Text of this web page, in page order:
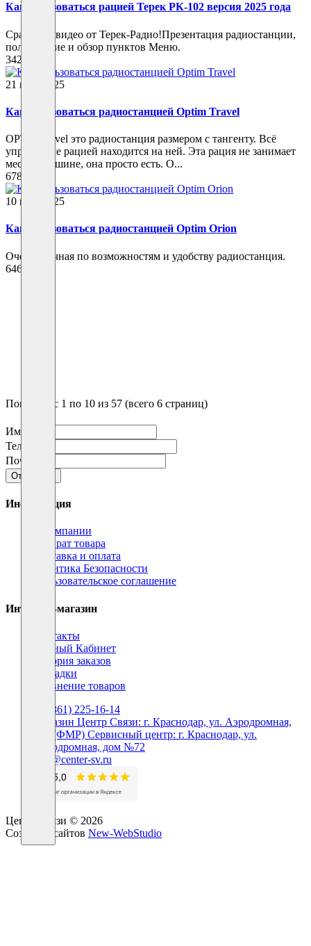
Как пользоваться рацией Терек РК-102 версия 2025 года
Сразу три видео от Терек-Радио!Презентация радиостанции,
пользование и обзор пунктов Меню.
342
21 июл 2025
Как пользоваться радиостанцией Optim Travel
OPTIM-travel это радиостанция размером с тангенту. Всё
управление рацией находится на ней. Эта рация не занимает
места в машине, она просто есть. О...
678
10 июл 2025
Как пользоваться радиостанцией Optim Orion
Очень удачная по возможностям и удобству радиостанция.
646
Показано с 1 по 10 из 57 (всего 6 страниц)
Имя
Телефон
Почта
Отправить
Информация
О компании
Возврат товара
Доставка и оплата
Политика Безопасности
Пользовательское соглашение
Интернет-магазин
Контакты
Личный Кабинет
История заказов
Закладки
Сравнение товаров
+7 (861) 225-16-14
Магазин Центр Связи: г. Краснодар, ул. Аэродромная,
160 (ФМР) Сервисный центр: г. Краснодар, ул.
Аэродромная, дом №72
info@center-sv.ru
Центр Связи © 2026
Создание сайтов New-WebStudio